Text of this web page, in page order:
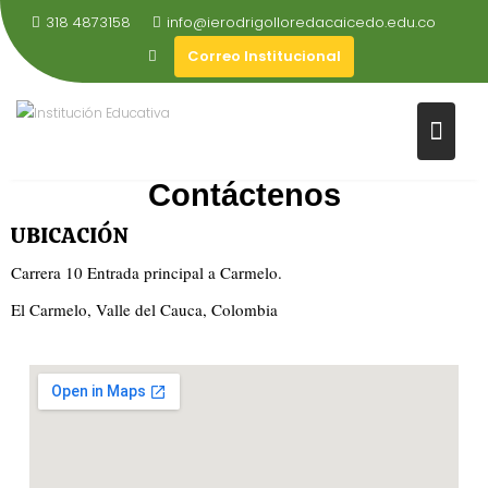
318 4873158
info@ierodrigolloredacaicedo.edu.co
Correo Institucional
Contáctenos
UBICACIÓN
Carrera 10 Entrada principal a Carmelo.
El Carmelo, Valle del Cauca, Colombia